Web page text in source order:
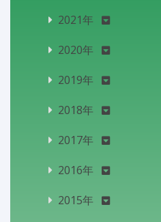
2021年
2020年
2019年
2018年
2017年
2016年
2015年